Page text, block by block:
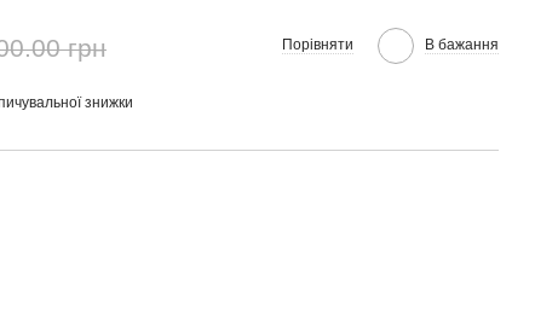
грн Порівняти В бажання
знижки